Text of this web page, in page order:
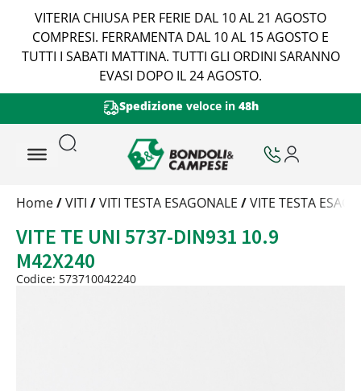
VITERIA CHIUSA PER FERIE DAL 10 AL 21 AGOSTO
COMPRESI. FERRAMENTA DAL 10 AL 15 AGOSTO E
TUTTI I SABATI MATTINA. TUTTI GLI ORDINI SARANNO
EVASI DOPO IL 24 AGOSTO.
Spedizione veloce in 48h
Trattamento
Peso
Quantità
Trattamento:grezzo
Home/VITI /VITI TESTA ESAGONALE /VITE TESTA
VITE TE UNI 5737-DIN931 10.9
M42X240
Codice: 573710042240